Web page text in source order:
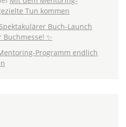
Tun kommen
Spektakulärer Buch-Launch
✨
Programm endlich